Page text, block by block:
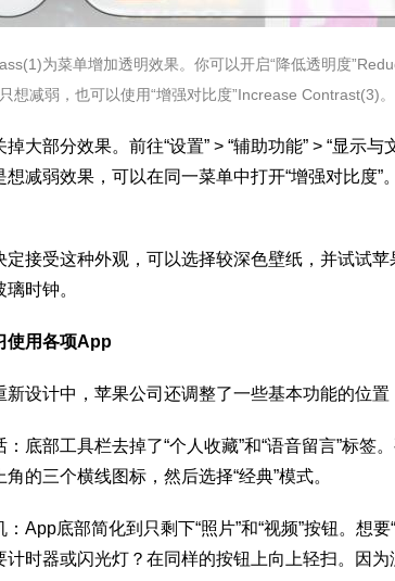
为菜单增加透明效果。你可以开启“降低透明度
想减弱，也可以使用“增强对比度”Increase Contrast(3)
大部分效果。前往“设置” > “辅助功能” > “显示与
想减弱效果，可以在同一菜单中打开“增强对比度
定接受这种外观，可以选择较深色壁纸，并试试
时钟。
使用各项App
新设计中，苹果公司还调整了一些基本功能的位置
底部工具栏去掉了“个人收藏”和“语音留言”标签
角的三个横线图标，然后选择“经典”模式。
App底部简化到只剩下“照片”和“视频”按钮。想
计时器或闪光灯？在同样的按钮上向上轻扫。因